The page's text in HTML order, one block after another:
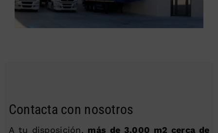
Contacta con nosotros
A tu disposición, más de 3.000 m2 cerca de